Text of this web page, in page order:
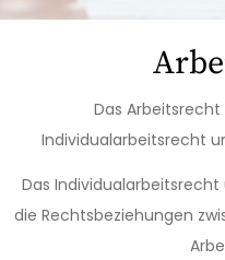
Das
Individualarbeitsrecht
Das
die Rechtsbeziehungen